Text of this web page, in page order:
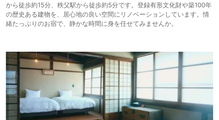
から徒歩約15分、秩父駅から徒歩約5分です。登録有形文化財や築100年
の歴史ある建物を、居心地の良い空間にリノベーションしています。情
緒たっぷりのお宿で、静かな時間に身を任せてみませんか。